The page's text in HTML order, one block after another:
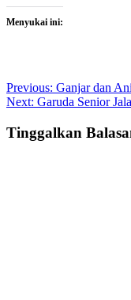
Menyukai ini:
Post
navigation
Previous: Ganjar dan
Next: Garuda Senior
Tinggalkan